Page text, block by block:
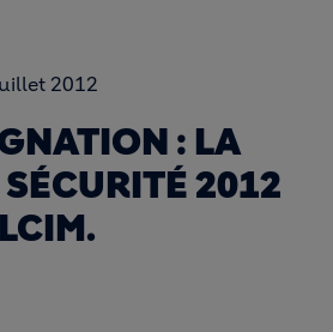
2012
: LA
2012